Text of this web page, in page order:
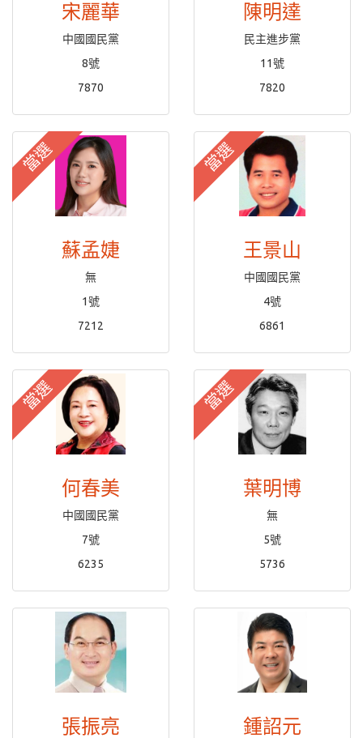
宋麗華
中國國民黨
8號
7870
陳明達
民主進步黨
11號
7820
當選
蘇孟婕
無
1號
7212
當選
王景山
中國國民黨
4號
6861
當選
何春美
中國國民黨
7號
6235
當選
葉明博
無
5號
5736
張振亮 鍾詔元